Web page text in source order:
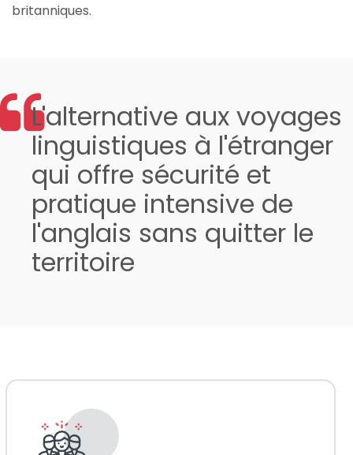
britanniques.
L'alternative aux voyages
linguistiques à l'étranger
qui offre sécurité et
pratique intensive de
l'anglais sans quitter le
territoire